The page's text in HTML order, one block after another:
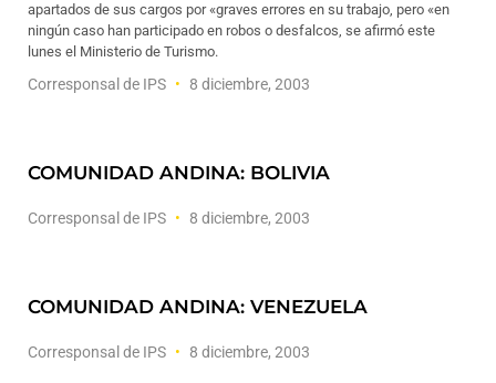
apartados de sus cargos por «graves errores en su trabajo, pero «en
ningún caso han participado en robos o desfalcos, se afirmó este
lunes el Ministerio de Turismo.
Corresponsal de IPS 8 diciembre, 2003
COMUNIDAD ANDINA: BOLIVIA
Corresponsal de IPS 8 diciembre, 2003
COMUNIDAD ANDINA: VENEZUELA
Corresponsal de IPS 8 diciembre, 2003